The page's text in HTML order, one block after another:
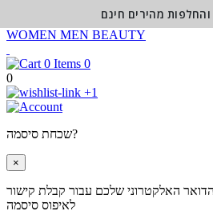
WOMEN MEN BEAUTY
0
0
+1
שכחת סיסמה?
×
האלקטרוני שלכם עבור קבלת קישור
לאיפוס סיסמה
מהירים חינם